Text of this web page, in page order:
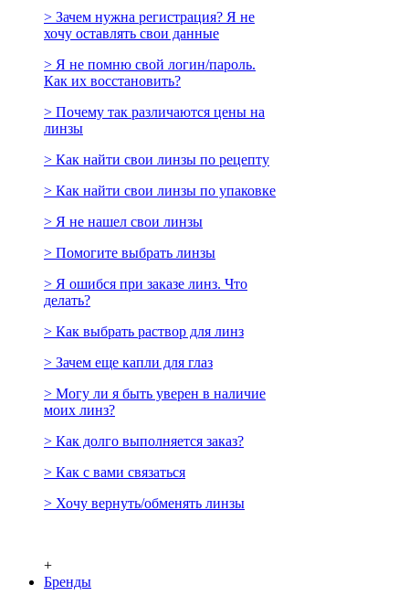
> Зачем нужна регистрация? Я не
хочу оставлять свои данные
> Я не помню свой логин/пароль.
Как их восстановить?
> Почему так различаются цены на
линзы
> Как найти свои линзы по рецепту
> Как найти свои линзы по упаковке
> Я не нашел свои линзы
> Помогите выбрать линзы
> Я ошибся при заказе линз. Что
делать?
> Как выбрать раствор для линз
> Зачем еще капли для глаз
> Могу ли я быть уверен в наличие
моих линз?
> Как долго выполняется заказ?
> Как с вами связаться
> Хочу вернуть/обменять линзы
+
Бренды